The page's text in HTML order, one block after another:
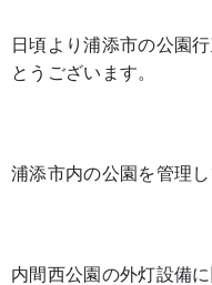
日頃より浦添市の公園
とうございます。
浦添市内の公園を管理
内間西公園の外灯設備